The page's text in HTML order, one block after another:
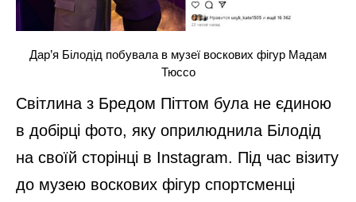
Дар’я Білодід побувала в музеї воскових фігур Мадам
Тюссо
Світлина з Бредом Піттом була не єдиною
в добірці фото, яку оприлюднила Білодід
на своїй сторінці в Instagram. Під час візиту
до музею воскових фігур спортсменці